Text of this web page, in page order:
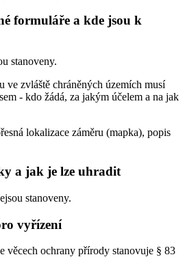
formuláře a kde jsou k
stanoveny.
ve zvláště chráněných územích musí
- kdo žádá, za jakým účelem a na jak
lokalizace záměru (mapka), popis
a jak je lze uhradit
stanoveny.
vyřízení
věcech ochrany přírody stanovuje § 83